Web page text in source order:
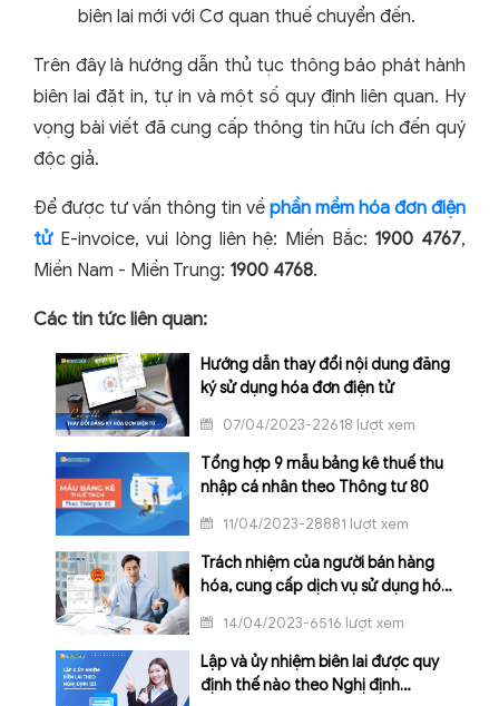
biên lai mới với Cơ quan thuế chuyển đến.
Trên đây là hướng dẫn thủ tục thông báo phát hành
biên lai đặt in, tự in và một số quy định liên quan. Hy
vọng bài viết đã cung cấp thông tin hữu ích đến quý
độc giả.
Để được tư vấn thông tin về phần mềm hóa đơn điện
tửE-invoice, vui lòng liên hệ: Miền Bắc: 1900 4767,
Miền Nam - Miền Trung: 1900 4768.
Các tin tức liên quan:
Hướng dẫn thay đổi nội dung đăng
ký sử dụng hóa đơn điện tử
07/04/2023-22618 lượt xem
Tổng hợp 9 mẫu bảng kê thuế thu
nhập cá nhân theo Thông tư 80
11/04/2023-28881 lượt xem
Trách nhiệm của người bán hàng
hóa, cung cấp dịch vụ sử dụng hóa
thuế
14/04/2023-6516 lượt xem
Lập và ủy nhiệm biên lai được quy
định thế nào theo Nghị định